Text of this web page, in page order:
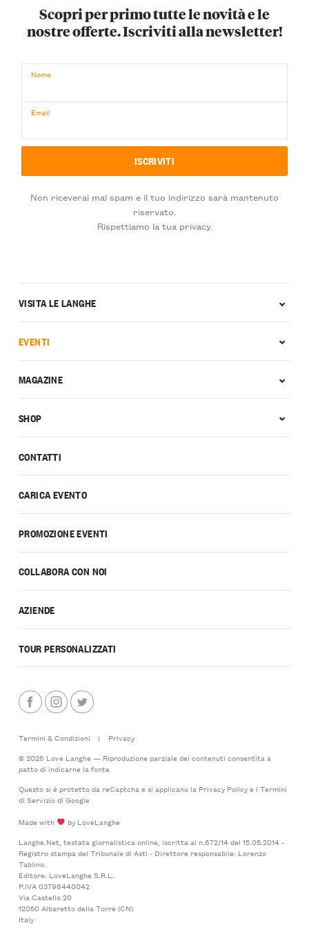
Scopri per primo tutte le novità e le
nostre offerte. Iscriviti alla newsletter!
Nome
Email
Non riceverai mai spam e il tuo indirizzo sarà mantenuto
riservato.
Rispettiamo la tua privacy.
CONTATTI
CARICA EVENTO
PROMOZIONE EVENTI
COLLABORA CON NOI
AZIENDE
TOUR PERSONALIZZATI
VISITA LE LANGHE
EVENTI
MAGAZINE
SHOP
Termini & Condizioni |
Privacy
© 2026 Love Langhe — Riproduzione parziale dei contenuti consentita a
patto di indicarne la fonte
Questo si è protetto da reCaptcha e si applicano la Privacy Policye i Termini
di Serviziodi Google
Made with
by LoveLanghe
Langhe.Net, testata giornalistica online, iscritta al n.672/14 del 15.05.2014 -
Registro stampa del Tribunale di Asti - Direttore responsabile: Lorenzo
Tablino.
Editore: LoveLanghe S.R.L.
P.IVA 03796440042
Via Castello 20
12050 Albaretto della Torre (CN)
Italy